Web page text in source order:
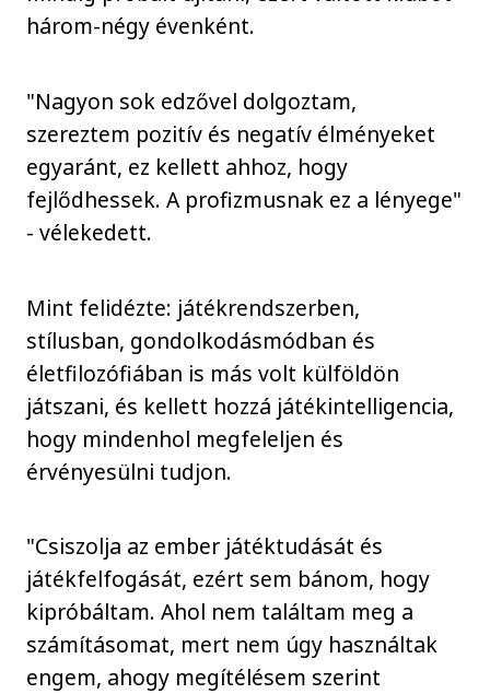
három-négy évenként.
"Nagyon sok edzővel dolgoztam,
szereztem pozitív és negatív élményeket
egyaránt, ez kellett ahhoz, hogy
fejlődhessek. A profizmusnak ez a lényege"
- vélekedett.
Mint felidézte: játékrendszerben,
stílusban, gondolkodásmódban és
életfilozófiában is más volt külföldön
játszani, és kellett hozzá játékintelligencia,
hogy mindenhol megfeleljen és
érvényesülni tudjon.
"Csiszolja az ember játéktudását és
játékfelfogását, ezért sem bánom, hogy
kipróbáltam. Ahol nem találtam meg a
számításomat, mert nem úgy használtak
engem, ahogy megítélésem szerint